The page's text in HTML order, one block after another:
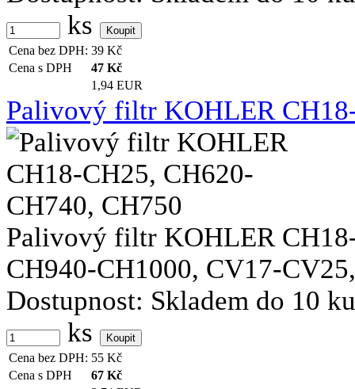
ks
Cena bez DPH: 39 Kč
Cena s DPH
47 Kč
1,94 EUR
Palivový filtr KOHLER
Palivový filtr KOHLER
CH940-CH1000, CV17-
Dostupnost: Skladem do 10
ks
Cena bez DPH: 55 Kč
Cena s DPH
67 Kč